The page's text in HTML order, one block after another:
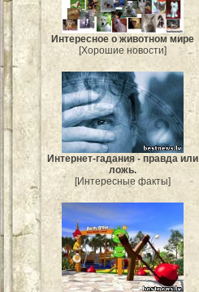
Интересное о животном мире
[Хорошие новости]
Интернет-гадания - правда или
ложь.
[Интересные факты]